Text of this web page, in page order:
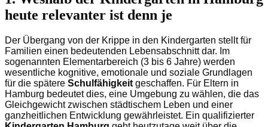
heute relevanter ist denn je
Der Übergang von der Krippe in den Kindergarten stellt für
Familien einen bedeutenden Lebensabschnitt dar. Im
sogenannten Elementarbereich (3 bis 6 Jahre) werden
wesentliche kognitive, emotionale und soziale Grundlagen
für die spätere Schulfähigkeit geschaffen. Für Eltern in
Hamburg bedeutet dies, eine Umgebung zu wählen, die das
Gleichgewicht zwischen städtischem Leben und einer
ganzheitlichen Entwicklung gewährleistet. Ein qualifizierter